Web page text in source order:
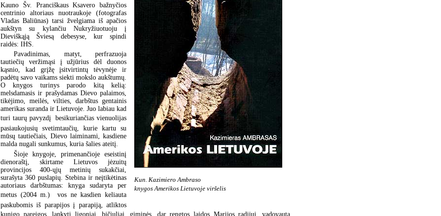
Kun. Kazimiero Ambraso
knygos Amerikos Lietuvoje viršelis
Kauno Šv. Pranciškaus Ksavero bažnyčios
centrinio altoriaus nuotraukoje (fotografas
Vladas Baliūnas) tarsi žvelgiama iš apačios
aukštyn su kylančiu Nukryžiuotuoju į
Dieviškąją Šviesą debesyse, kur spindi
raidės: IHS.
Pavadinimas, matyt, perfrazuoja
tautiečių veržimąsi į užjūrius dėl duonos
kąsnio, kad grįžę įsitvirtintų tėvynėje ir
padėtų savo vaikams siekti mokslo aukštumų.
O knygos turinys parodo kitą kelią:
melsdamasis ir prašydamas Dievo palaimos,
tikėjimo, meilės, vilties, darbštus gentainis
amerikas suranda ir Lietuvoje. Juo labiau kad
turi taurų pavyzdį  besikuriančias vienuolijas
pasiaukojusių svetimtaučių, kurie kartu su
mūsų tautiečiais, Dievo laiminami, kasdiene
malda nugali sunkumus, kuria šalies ateitį.
Šioje knygoje, primenančioje eseistinį
dienoraštį, skirtame Lietuvos jėzuitų
provincijos 400-ųjų metinių sukakčiai,
surašyta 360 puslapių. Stebina ir neįtikėtinas
autoriaus darbštumas: knyga sudaryta per
metus (2004 m.)  vos ne kasdien keliauta
paskubomis iš parapijos į parapiją, atliktos
kunigo pareigos, lankyti ligoniai, bičiuliai, giminės, dar rengtos laidos Marijos radijui, vadovauta